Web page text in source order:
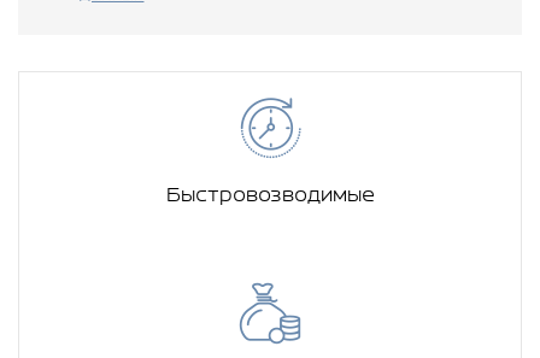
Быстровозводимые